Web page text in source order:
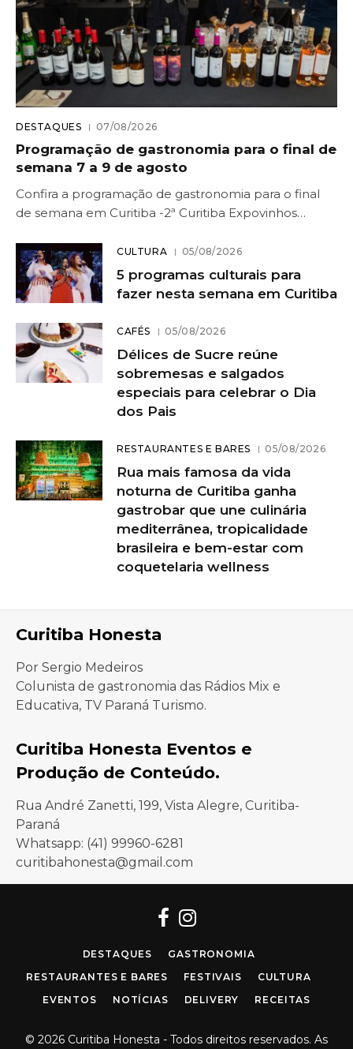
DESTAQUES 07/08/2026
Programação de gastronomia para o final de
semana 7 a 9 de agosto
Confira a programação de gastronomia para o final
de semana em Curitiba -2ª Curitiba Expovinhos…
CULTURA 05/08/2026
5 programas culturais para
fazer nesta semana em Curitiba
CAFÉS 05/08/2026
Délices de Sucre reúne
sobremesas e salgados
especiais para celebrar o Dia
dos Pais
RESTAURANTES E BARES 05/08/2026
Rua mais famosa da vida
noturna de Curitiba ganha
gastrobar que une culinária
mediterrânea, tropicalidade
brasileira e bem-estar com
coquetelaria wellness
Curitiba Honesta
Por Sergio Medeiros
Colunista de gastronomia das Rádios Mix e
Educativa, TV Paraná Turismo.
Curitiba Honesta Eventos e
Produção de Conteúdo.
Rua André Zanetti, 199, Vista Alegre, Curitiba-
Paraná
Whatsapp: (41) 99960-6281
curitibahonesta@gmail.com
Facebook
Instagram
DESTAQUES
GASTRONOMIA
RESTAURANTES E BARES
FESTIVAIS
CULTURA
EVENTOS
NOTÍCIAS DELIVERY RECEITAS
© 2026 Curitiba Honesta - Todos direitos reservados. As